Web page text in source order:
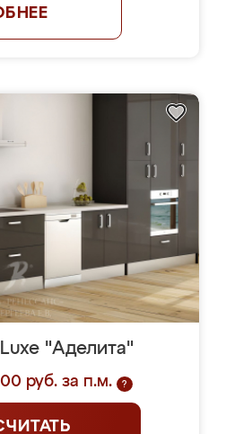
"Аделита"
руб. за п.м. ?